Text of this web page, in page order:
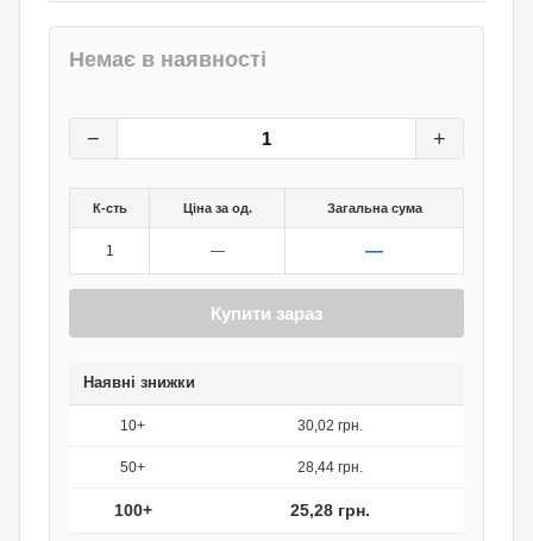
Немає в наявності
− +
К-сть Ціна за од. Загальна сума
1 — —
Купити зараз
Наявні знижки
10+ 30,02 грн.
50+ 28,44 грн.
100+ 25,28 грн.